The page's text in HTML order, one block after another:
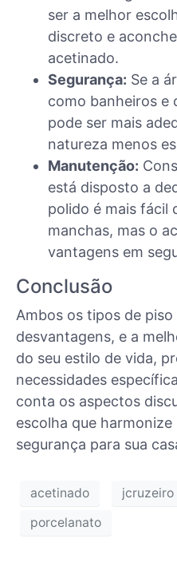
ser a melhor
discreto e
acetinado.
Segurança: Se a
como banheiros e
pode ser mais
natureza menos
Manutenção:
está disposto a
polido é mais fácil
manchas, mas o
vantagens em
Conclusão
Ambos os tipos de
desvantagens, e a
do seu estilo de vida,
necessidades
conta os aspectos
escolha que
segurança para sua
acetinado jcruzeiro
porcelanato